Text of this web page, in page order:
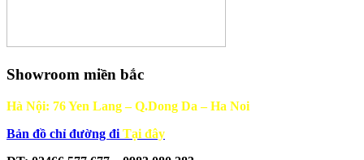
Showroom miền bắc
Hà Nội: 76 Yen Lang – Q.Dong Da – Ha Noi
Bản đồ chỉ đường đi Tại đây